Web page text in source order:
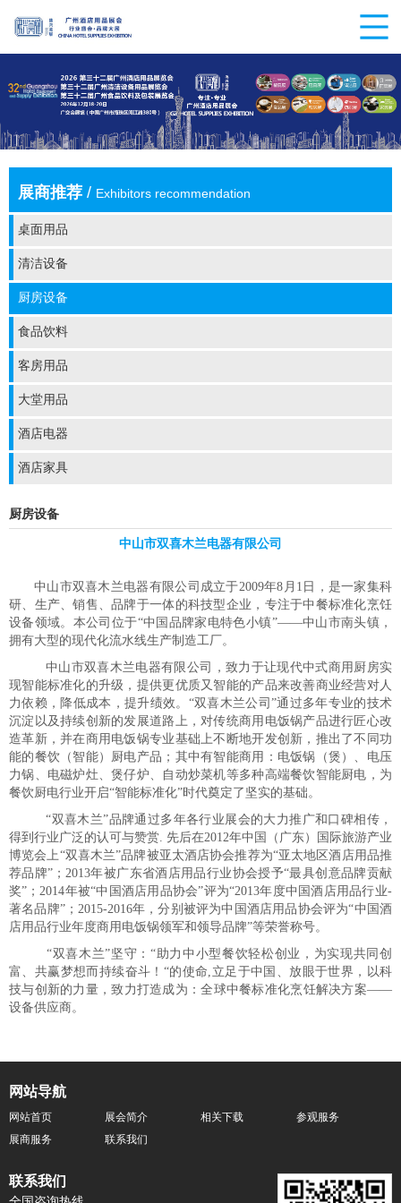
展商推荐 / Exhibitors recommendation
桌面用品
清洁设备
厨房设备
食品饮料
客房用品
大堂用品
酒店电器
酒店家具
厨房设备
中山市双喜木兰电器有限公司
中山市双喜木兰电器有限公司成立于2009年8月1日，是一家集科
研、生产、销售、品牌于一体的科技型企业，专注于中餐标准化烹饪
设备领域。本公司位于“中国品牌家电特色小镇”——中山市南头镇，
拥有大型的现代化流水线生产制造工厂。
中山市双喜木兰电器有限公司，致力于让现代中式商用厨房实
现智能标准化的升级，提供更优质又智能的产品来改善商业经营对人
力依赖，降低成本，提升绩效。“双喜木兰公司”通过多年专业的技术
沉淀以及持续创新的发展道路上，对传统商用电饭锅产品进行匠心改
造革新，并在商用电饭锅专业基础上不断地开发创新，推出了不同功
能的餐饮（智能）厨电产品；其中有智能商用：电饭锅（煲）、电压
力锅、电磁炉灶、煲仔炉、自动炒菜机等多种高端餐饮智能厨电，为
餐饮厨电行业开启“智能标准化”时代奠定了坚实的基础。
“双喜木兰”品牌通过多年各行业展会的大力推广和口碑相传，
得到行业广泛的认可与赞赏. 先后在2012年中国（广东）国际旅游产业
博览会上“双喜木兰”品牌被亚太酒店协会推荐为“亚太地区酒店用品推
荐品牌”；2013年被广东省酒店用品行业协会授予“最具创意品牌贡献
奖”；2014年被“中国酒店用品协会”评为“2013年度中国酒店用品行业-
著名品牌”；2015-2016年，分别被评为中国酒店用品协会评为“中国酒
店用品行业年度商用电饭锅领军和领导品牌”等荣誉称号。
“双喜木兰”坚守：“助力中小型餐饮轻松创业，为实现共同创
富、共赢梦想而持续奋斗！“的使命,立足于中国、放眼于世界，以科
技与创新的力量，致力打造成为：全球中餐标准化烹饪解决方案——
设备供应商。
网站导航
网站首页 展会简介 相关下载
参观服务
展商服务
联系我们
联系我们